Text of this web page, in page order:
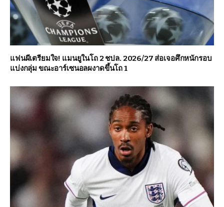
แฟนผีเตรียมใจ! แมนยูในโถ 2 ชปล. 2026/27 ส่อเจอศึกหนักรอบ
แบ่งกลุ่ม ขณะอาร์เซนอลผงาดขึ้นโถ 1